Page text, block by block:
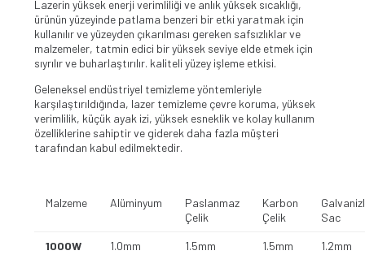
Lazerin yüksek enerji verimliliği ve anlık yüksek sıcaklığı,
ürünün yüzeyinde patlama benzeri bir etki yaratmak için
kullanılır ve yüzeyden çıkarılması gereken safsızlıklar ve
malzemeler, tatmin edici bir yüksek seviye elde etmek için
sıyrılır ve buharlaştırılır. kaliteli yüzey işleme etkisi.
Geleneksel endüstriyel temizleme yöntemleriyle
karşılaştırıldığında, lazer temizleme çevre koruma, yüksek
verimlilik, küçük ayak izi, yüksek esneklik ve kolay kullanım
özelliklerine sahiptir ve giderek daha fazla müşteri
tarafından kabul edilmektedir.
Malzeme Alüminyum
Paslanmaz
Çelik
Karbon
Çelik
Sac
1000W 1.0mm 1.5mm 1.5mm 1.2mm